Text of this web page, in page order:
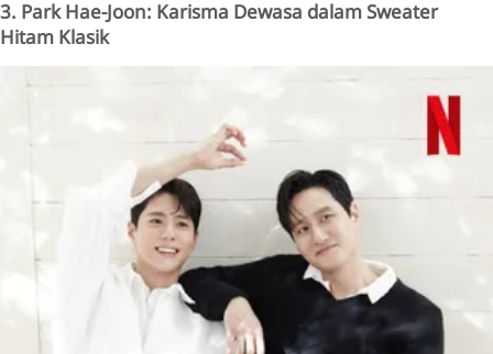
3. Park Hae-Joon: Karisma Dewasa dalam Sweater
Hitam Klasik